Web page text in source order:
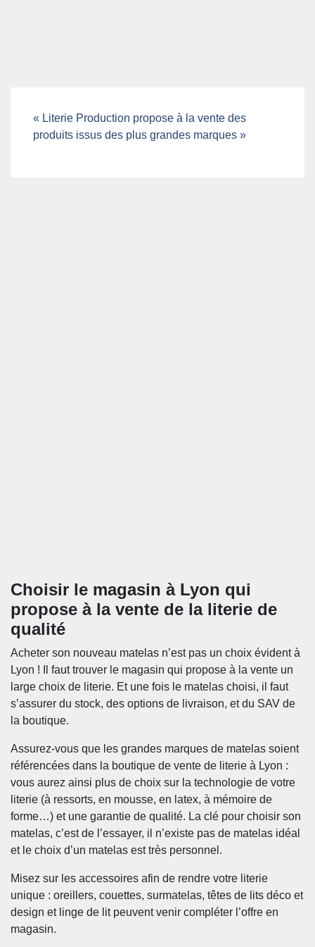
« Literie Production propose à la vente des
produits issus des plus grandes marques »
Choisir le magasin à Lyon qui
propose à la vente de la literie de
qualité
Acheter son nouveau matelas n’est pas un choix évident à
Lyon ! Il faut trouver le magasin qui propose à la vente un
large choix de literie. Et une fois le matelas choisi, il faut
s’assurer du stock, des options de livraison, et du SAV de
la boutique.
Assurez-vous que les grandes marques de matelas soient
référencées dans la boutique de vente de literie à Lyon :
vous aurez ainsi plus de choix sur la technologie de votre
literie (à ressorts, en mousse, en latex, à mémoire de
forme…) et une garantie de qualité. La clé pour choisir son
matelas, c’est de l’essayer, il n’existe pas de matelas idéal
et le choix d’un matelas est très personnel.
Misez sur les accessoires afin de rendre votre literie
unique : oreillers, couettes, surmatelas, têtes de lits déco et
design et linge de lit peuvent venir compléter l’offre en
magasin.